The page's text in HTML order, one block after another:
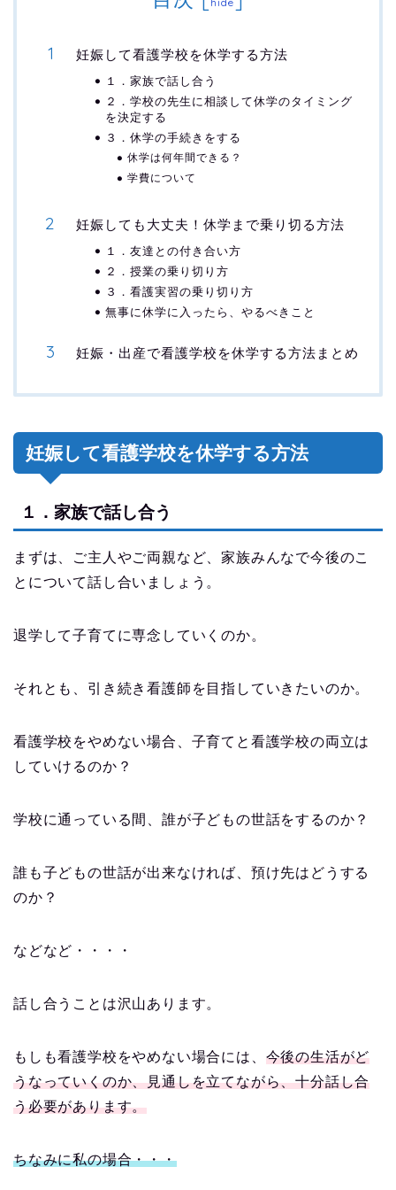
妊娠して看護学校を休学する方法
１．家族で話し合う
２．学校の先生に相談して休学のタイミング
を決定する
３．休学の手続きをする
休学は何年間できる？
学費について
妊娠しても大丈夫！休学まで乗り切る方法
１．友達との付き合い方
２．授業の乗り切り方
３．看護実習の乗り切り方
無事に休学に入ったら、やるべきこと
妊娠・出産で看護学校を休学する方法まとめ
妊娠して看護学校を休学する方法
１．家族で話し合う
まずは、ご主人やご両親など、家族みんなで今後のこ
とについて話し合いましょう。
退学して子育てに専念していくのか。
それとも、引き続き看護師を目指していきたいのか。
看護学校をやめない場合、子育てと看護学校の両立は
していけるのか？
学校に通っている間、誰が子どもの世話をするのか？
誰も子どもの世話が出来なければ、預け先はどうする
のか？
などなど・・・・
話し合うことは沢山あります。
もしも看護学校をやめない場合には、 今後の生活がど
うなっていくのか、見通しを立てながら、十分話し合
う必要があります。
ちなみに私の場合・・・